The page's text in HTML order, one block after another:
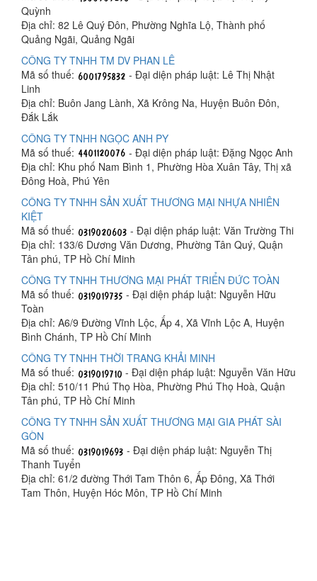
Quỳnh
Địa chỉ: 82 Lê Quý Đôn, Phường Nghĩa Lộ, Thành phố
Quảng Ngãi, Quảng Ngãi
CÔNG TY TNHH TM DV PHAN LÊ
Mã số thuế:
- Đại diện pháp luật: Lê Thị Nhật
Linh
Địa chỉ: Buôn Jang Lành, Xã Krông Na, Huyện Buôn Đôn,
Đắk Lắk
CÔNG TY TNHH NGỌC ANH PY
Mã số thuế:
- Đại diện pháp luật: Đặng Ngọc Anh
Địa chỉ: Khu phố Nam Bình 1, Phường Hòa Xuân Tây, Thị xã
Đông Hoà, Phú Yên
CÔNG TY TNHH SẢN XUẤT THƯƠNG MẠI NHỰA NHIÊN
KIỆT
Mã số thuế:
- Đại diện pháp luật: Văn Trường Thi
Địa chỉ: 133/6 Dương Văn Dương, Phường Tân Quý, Quận
Tân phú, TP Hồ Chí Minh
CÔNG TY TNHH THƯƠNG MẠI PHÁT TRIỂN ĐỨC TOÀN
Mã số thuế:
- Đại diện pháp luật: Nguyễn Hữu
Toàn
Địa chỉ: A6/9 Đường Vĩnh Lộc, Ấp 4, Xã Vĩnh Lộc A, Huyện
Bình Chánh, TP Hồ Chí Minh
CÔNG TY TNHH THỜI TRANG KHẢI MINH
Mã số thuế:
- Đại diện pháp luật: Nguyễn Văn Hữu
Địa chỉ: 510/11 Phú Thọ Hòa, Phường Phú Thọ Hoà, Quận
Tân phú, TP Hồ Chí Minh
CÔNG TY TNHH SẢN XUẤT THƯƠNG MẠI GIA PHÁT SÀI
GÒN
Mã số thuế:
- Đại diện pháp luật: Nguyễn Thị
Thanh Tuyển
Địa chỉ: 61/2 đường Thới Tam Thôn 6, Ấp Đông, Xã Thới
Tam Thôn, Huyện Hóc Môn, TP Hồ Chí Minh